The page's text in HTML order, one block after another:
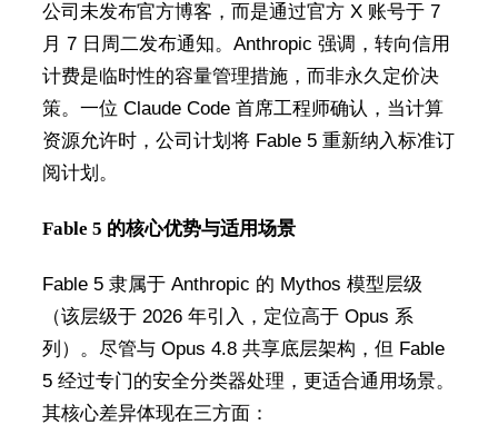
公司未发布官方博客，而是通过官方 X 账号于 7
月 7 日周二发布通知。Anthropic 强调，转向信用
计费是临时性的容量管理措施，而非永久定价决
策。一位 Claude Code 首席工程师确认，当计算
资源允许时，公司计划将 Fable 5 重新纳入标准订
阅计划。
Fable 5 的核心优势与适用场景
Fable 5 隶属于 Anthropic 的 Mythos 模型层级
（该层级于 2026 年引入，定位高于 Opus 系
列）。尽管与 Opus 4.8 共享底层架构，但 Fable
5 经过专门的安全分类器处理，更适合通用场景。
其核心差异体现在三方面：